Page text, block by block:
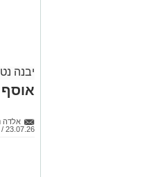
יבנה נט
אוסף
אלדה
23.07.26 / 09:27